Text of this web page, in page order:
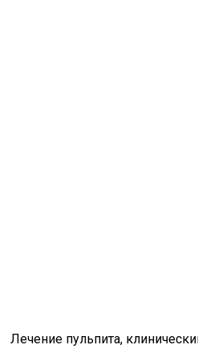
Лечение пульпита,